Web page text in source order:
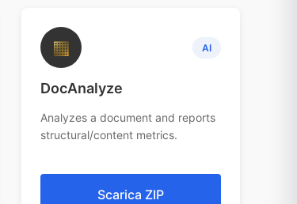
▦ AI
DocAnalyze
Analyzes a document and reports
structural/content metrics.
Scarica ZIP